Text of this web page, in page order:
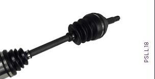
PSL.L.18